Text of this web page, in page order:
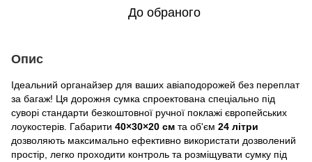
До обраного
Опис
Ідеальний органайзер для ваших авіаподорожей без переплат
за багаж! Ця дорожня сумка спроектована спеціально під
суворі стандарти безкоштовної ручної поклажі європейських
лоукостерів. Габарити 40×30×20 см та об'єм 24 літри
дозволяють максимально ефективно використати дозволений
простір, легко проходити контроль та розміщувати сумку під